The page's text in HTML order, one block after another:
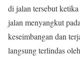
di jalan tersebut
jalan menyangkut
keseimbangan dan
langsung terlindas